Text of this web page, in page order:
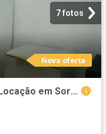
7 fotos
Nova oferta
Casa / Sobrado Comercial para Locação em Sorocaba/SP Conjunto Habitacional Júlio de Mesquita Filho